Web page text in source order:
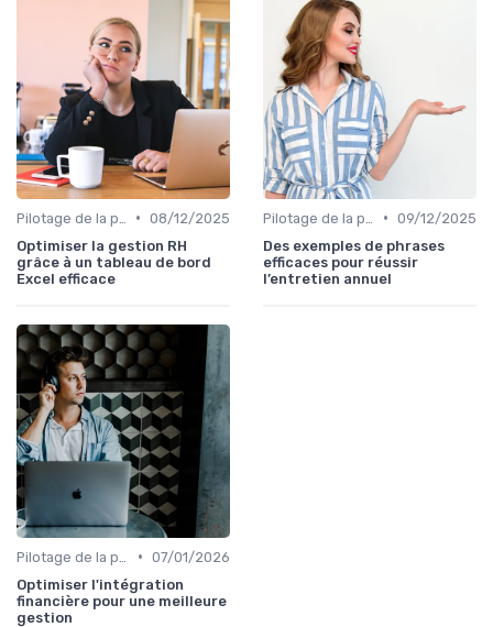
• 08/12/2025
Optimiser la gestion RH
grâce à un tableau de bord
Excel efficace
• 09/12/2025
Des exemples de phrases
efficaces pour réussir
l’entretien annuel
• 07/01/2026
Optimiser l'intégration
financière pour une meilleure
gestion